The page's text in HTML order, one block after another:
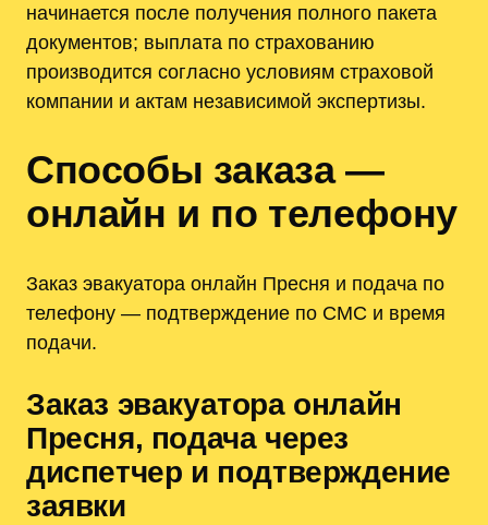
начинается после получения полного пакета
документов; выплата по страхованию
производится согласно условиям страховой
компании и актам независимой экспертизы.
Способы заказа —
онлайн и по телефону
Заказ эвакуатора онлайн Пресня и подача по
телефону — подтверждение по СМС и время
подачи.
Заказ эвакуатора онлайн
Пресня, подача через
диспетчер и подтверждение
заявки